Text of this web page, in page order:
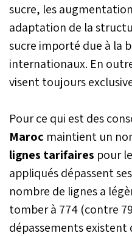
sucre, les
adaptation de la
sucre importé due à la
internationaux. En
visent toujours
Pour ce qui est des
Maroc maintient un
lignes tarifaires pour
appliqués dépassent
nombre de lignes a
tomber à 774 (contre
dépassements existent